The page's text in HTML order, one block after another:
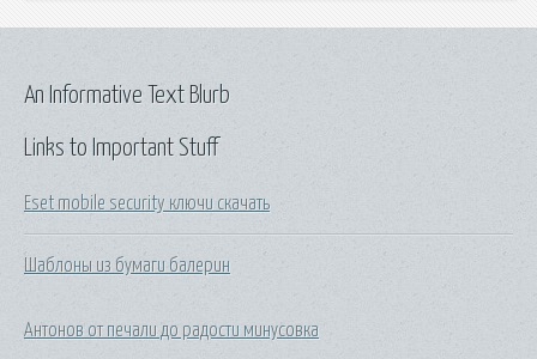
Links to Important Stuff
Eset mobile security ключи скачать
Шаблоны из бумаги балерин
Антонов от печали до радости минусовка
An Informative Text Blurb